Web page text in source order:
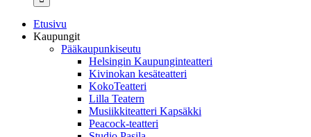
Etusivu
Kaupungit
Pääkaupunkiseutu
Helsingin Kaupunginteatteri
Kivinokan kesäteatteri
KokoTeatteri
Lilla Teatern
Musiikkiteatteri Kapsäkki
Peacock-teatteri